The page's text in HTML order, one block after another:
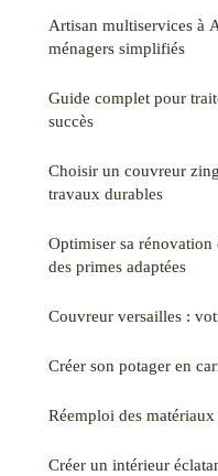
Artisan multiservices à
ménagers simplifiés
Guide complet pour
succès
Choisir un couvreur
travaux durables
Optimiser sa rénovation
des primes adaptées
Couvreur versailles :
Créer son potager en
Réemploi des
Créer un intérieur